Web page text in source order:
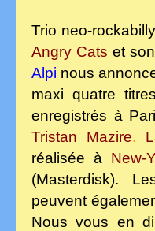
Trio neo-
Angry Cats et
Alpi nous
maxi quatre
enregistrés à
Tristan Mazire.
réalisée à New-
(Masterdisk).
peuvent
Nous vous en